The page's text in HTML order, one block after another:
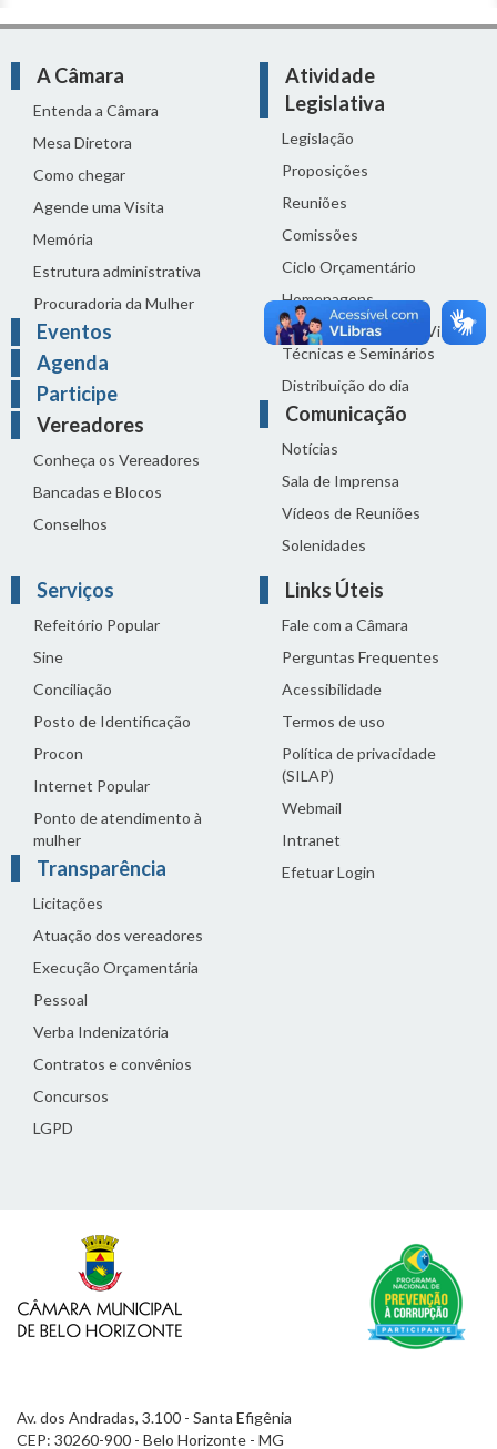
A Câmara
Entenda a Câmara
Mesa Diretora
Como chegar
Agende uma Visita
Memória
Estrutura administrativa
Procuradoria da Mulher
Eventos
Agenda
Participe
Vereadores
Conheça os Vereadores
Bancadas e Blocos
Conselhos
Atividade
Legislativa
Legislação
Proposições
Reuniões
Comissões
Ciclo Orçamentário
Homenagens
Audiências Públicas, Visitas
Técnicas e Seminários
Distribuição do dia
Comunicação
Notícias
Sala de Imprensa
Vídeos de Reuniões
Solenidades
Serviços
Refeitório Popular
Sine
Conciliação
Posto de Identificação
Procon
Internet Popular
Ponto de atendimento à
mulher
Transparência
Licitações
Atuação dos vereadores
Execução Orçamentária
Pessoal
Verba Indenizatória
Contratos e convênios
Concursos
LGPD
Links Úteis
Fale com a Câmara
Perguntas Frequentes
Acessibilidade
Termos de uso
Política de privacidade
(SILAP)
Webmail
Intranet
Efetuar Login
Av. dos Andradas, 3.100 - Santa Efigênia
CEP: 30260-900 - Belo Horizonte - MG